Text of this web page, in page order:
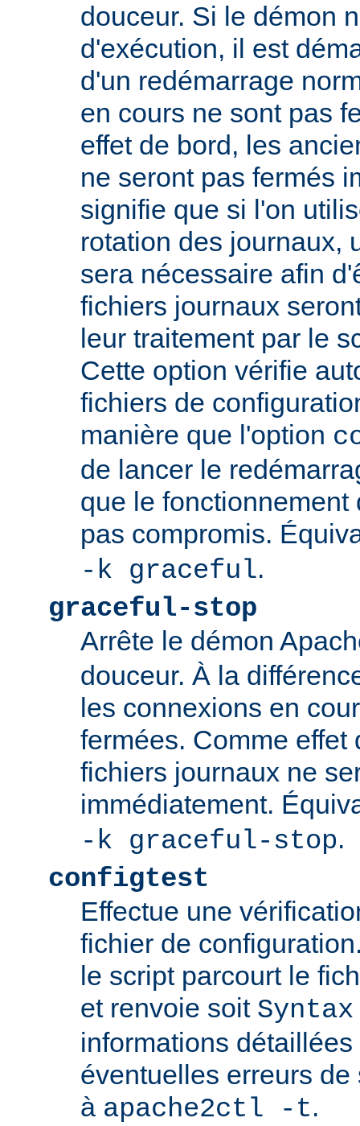
douceur. Si le démon
d'exécution, il est
d'un redémarrage
en cours ne sont pas
effet de bord, les
ne seront pas fermés
signifie que si l'on
rotation des journaux,
sera nécessaire afin
fichiers journaux
leur traitement par le
Cette option vérifie
fichiers de
manière que l'option
de lancer le
que le fonctionnement
pas compromis.
-k graceful.
graceful-stop
Arrête le démon
douceur. À la
les connexions en
fermées. Comme
fichiers journaux ne
immédiatement.
-k graceful-stop.
configtest
Effectue une
fichier de
le script parcourt le
et renvoie soit Syntax
informations
éventuelles erreurs
à apache2ctl -t.